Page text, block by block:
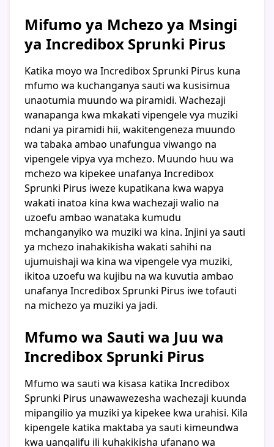
Mifumo ya Mchezo ya Msingi
ya Incredibox Sprunki Pirus
Katika moyo wa Incredibox Sprunki Pirus kuna
mfumo wa kuchanganya sauti wa kusisimua
unaotumia muundo wa piramidi. Wachezaji
wanapanga kwa mkakati vipengele vya muziki
ndani ya piramidi hii, wakitengeneza muundo
wa tabaka ambao unafungua viwango na
vipengele vipya vya mchezo. Muundo huu wa
mchezo wa kipekee unafanya Incredibox
Sprunki Pirus iweze kupatikana kwa wapya
wakati inatoa kina kwa wachezaji walio na
uzoefu ambao wanataka kumudu
mchanganyiko wa muziki wa kina. Injini ya sauti
ya mchezo inahakikisha wakati sahihi na
ujumuishaji wa kina wa vipengele vya muziki,
ikitoa uzoefu wa kujibu na wa kuvutia ambao
unafanya Incredibox Sprunki Pirus iwe tofauti
na michezo ya muziki ya jadi.
Mfumo wa Sauti wa Juu wa
Incredibox Sprunki Pirus
Mfumo wa sauti wa kisasa katika Incredibox
Sprunki Pirus unawawezesha wachezaji kuunda
mipangilio ya muziki ya kipekee kwa urahisi. Kila
kipengele katika maktaba ya sauti kimeundwa
kwa uangalifu ili kuhakikisha ufanano wa